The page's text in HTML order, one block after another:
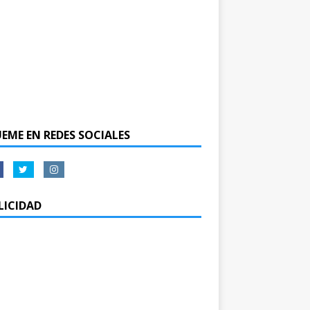
EN REDES SOCIALES